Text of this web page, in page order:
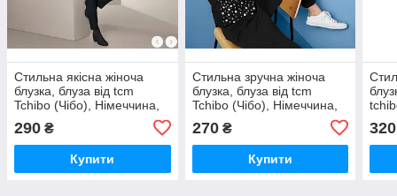
Стильна якісна жіноча
блузка, блуза від tcm
Tchibo (Чібо), Німеччина,
290 ₴
Купити
Стильна зручна жіноча
блузка, блуза від tcm
Tchibo (Чібо), Німеччина,
270₴
Купити
320